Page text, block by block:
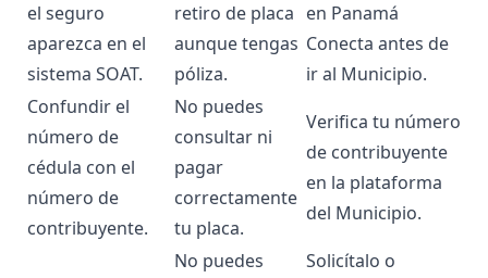
el seguro
aparezca en el
sistema SOAT.
retiro de placa
aunque tengas
póliza.
en Panamá
Conecta antes de
ir al Municipio.
Confundir el
número de
cédula con el
número de
contribuyente.
No puedes
consultar ni
pagar
correctamente
tu placa.
Verifica tu número
de contribuyente
en la plataforma
del Municipio.
No puedes
Solicítalo o